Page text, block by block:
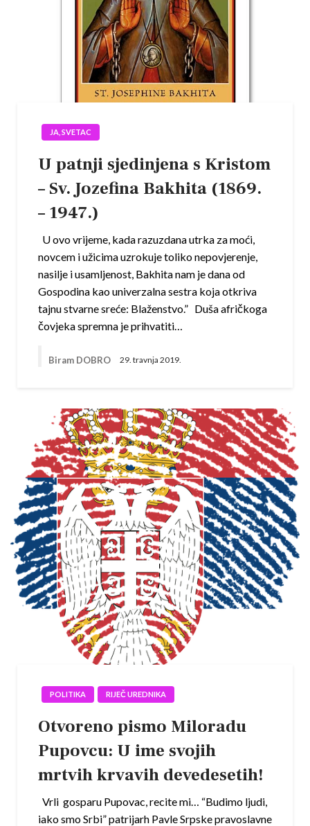
JA, SVETAC
U patnji sjedinjena s Kristom
– Sv. Jozefina Bakhita (1869.
– 1947.)
U ovo vrijeme, kada razuzdana utrka za moći,
novcem i užicima uzrokuje toliko nepovjerenje,
nasilje i usamljenost, Bakhita nam je dana od
Gospodina kao univerzalna sestra koja otkriva
tajnu stvarne sreće: Blaženstvo.” Duša afričkoga
čovjeka spremna je prihvatiti…
Biram DOBRO 29. travnja 2019.
POLITIKA RIJEČ UREDNIKA
Otvoreno pismo Miloradu
Pupovcu: U ime svojih
mrtvih krvavih devedesetih!
Vrli gosparu Pupovac, recite mi… “Budimo ljudi,
iako smo Srbi” patrijarh Pavle Srpske pravoslavne